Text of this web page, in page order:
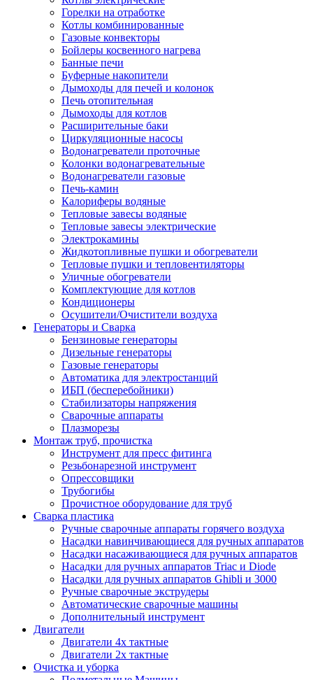
Горелки на отработке
Котлы комбинированные
Газовые конвекторы
Бойлеры косвенного нагрева
Банные печи
Буферные накопители
Дымоходы для печей и колонок
Печь отопительная
Дымоходы для котлов
Расширительные баки
Циркуляционные насосы
Водонагреватели проточные
Колонки водонагревательные
Водонагреватели газовые
Печь-камин
Калориферы водяные
Тепловые завесы водяные
Тепловые завесы электрические
Электрокамины
Жидкотопливные пушки и обогреватели
Тепловые пушки и тепловентиляторы
Уличные обогреватели
Комплектующие для котлов
Кондиционеры
Осушители/Очистители воздуха
Генераторы и Сварка
Бензиновые генераторы
Дизельные генераторы
Газовые генераторы
Автоматика для электростанций
ИБП (бесперебойники)
Стабилизаторы напряжения
Сварочные аппараты
Плазморезы
Монтаж труб, прочистка
Инструмент для пресс фитинга
Резьбонарезной инструмент
Опрессовщики
Трубогибы
Прочистное оборудование для труб
Сварка пластика
Ручные сварочные аппараты горячего воздуха
Насадки навинчивающиеся для ручных аппаратов
Насадки насаживающиеся для ручных аппаратов
Насадки для ручных аппаратов Triac и Diode
Насадки для ручных аппаратов Ghibli и 3000
Ручные сварочные экструдеры
Автоматические сварочные машины
Дополнительный инструмент
Двигатели
Двигатели 4х тактные
Двигатели 2х тактные
Очистка и уборка